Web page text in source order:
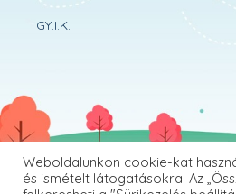
GY.I.K.
Weboldalunkon cookie-kat
és ismételt látogatásokra. Az